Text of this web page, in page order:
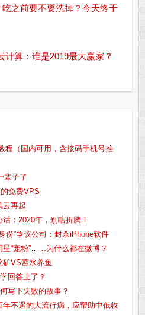
吃之前要不要洗掉？今天终于
计算：谁是2019最大赢家？
程（国内可用，含接码手机号推
辈子了
免费VPS
云再起
：2020年，别瞎折腾！
份”争议公司：封杀iPhone软件
星“宠粉”……为什么都在微博？
矿VS蓄水养鱼
回答上了？
写下失败的故事？
不遇的大流行病，应帮助中低收